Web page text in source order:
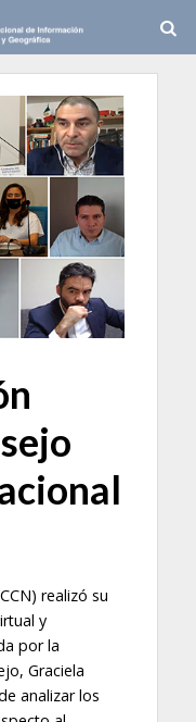
realizó su
y
por la
Graciela
analizar los